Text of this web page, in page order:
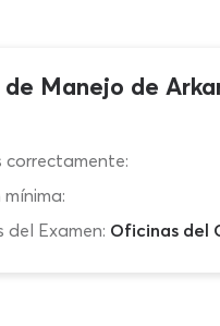
de Manejo de
correctamente:
del Examen: Oficinas del